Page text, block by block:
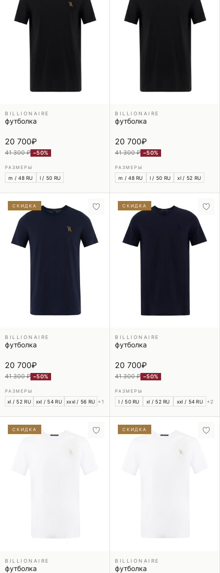
BILLIONAIRE
футболка
20 700₽
41 300 ₽ −50%
РАЗМЕРЫ
m / 48 RU l / 50 RU
BILLIONAIRE
футболка
20 700₽
41 300 ₽ −50%
РАЗМЕРЫ
m / 48 RU l / 50 RU xl / 52 RU
СКИДКА
BILLIONAIRE
футболка
20 700₽
41 300 ₽ −50%
РАЗМЕРЫ
xl / 52 RU xxl / 54 RU xxxl / 56 RU +1
СКИДКА
BILLIONAIRE
футболка
20 700₽
41 300 ₽ −50%
РАЗМЕРЫ
l / 50 RU xl / 52 RU xxl / 54 RU +2
СКИДКА
BILLIONAIRE
футболка
СКИДКА
BILLIONAIRE
футболка